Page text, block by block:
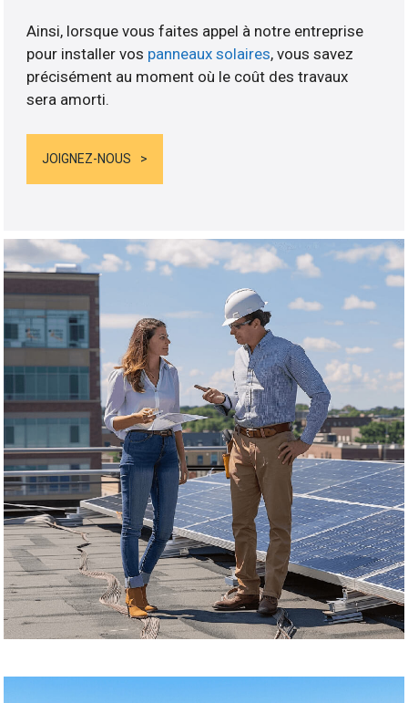
Ainsi, lorsque vous faites appel à notre entreprise
pour installer vos panneaux solaires, vous savez
précisément au moment où le coût des travaux
sera amorti.
JOIGNEZ-NOUS